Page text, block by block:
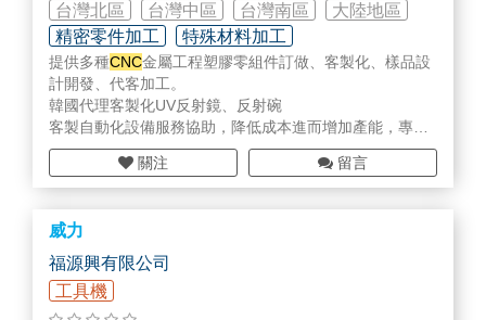
台灣北區 台灣中區 台灣南區
大陸地區
精密零件加工
特殊材料加工
光感部品/元件/耗材
提供多種CNC金屬工程塑膠零組件訂做、客製化、樣品設
計開發、代客加工。
韓國代理客製化UV反射鏡、反射碗
客製自動化設備服務協助，降低成本進而增加產能，專業
施工及整體規劃給客戶最快速及最優化之整廠設計。
致力於攝影機、主機及各類周邊商品批發、專業配置架
設、各類機台維修及完善的售後服務。
廠務各式防鏽工程 各種特殊塗料塗裝、金屬防鏽系統、濕
式噴砂高壓水銑、防鏽除鏽工程承包。
關注 留言
威力
福源興有限公司
工具機